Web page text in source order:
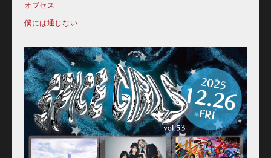
Home
Schedule
Old schedule(~2020.09)
オブセス
僕には通じない